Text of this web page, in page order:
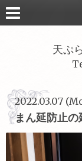
天ぷ
2022.03.07
まん延防止の